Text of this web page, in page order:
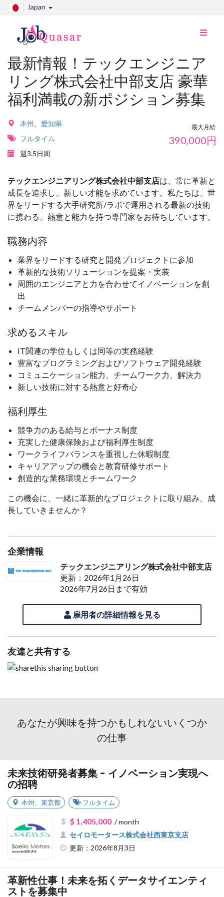
Japan
ナ
り
替
え
最新情報！テックエンジニア
リング株式会社中部支店 豪華
福利満載の新ポジション募集
本州
愛知県
フルタイム
週3.5日間
最大月給
390,000円
テックエンジニアリング株式会社中部支店は、常に革新と
成長を追求し、新しい才能を求めています。私たちは、世
界をリードする大手研究所/ラボで運用される最新の技術
に携わる、熱意と能力を持つ専門家をお待ちしています。
職務内容
業界をリードする研究と開発プロジェクトに参加
革新的な技術ソリューションを提案・実装
周囲のエンジニアと力を合わせてイノベーションを創
出
チームメンバーの指導やサポート
求めるスキル
IT関連の学位もしくは同等の実務経験
豊富なプログラミングおよびソフトウェア開発経験
コミュニケーション能力、チームワーク力、解決力
新しい技術に対する熱意と好奇心
福利厚生
競争力のある給与とボーナス制度
充実した健康保険および福利厚生制度
ワークライフバランスを重視した休暇制度
キャリアアップの機会と教育研修サポート
創造的な業務環境とチームワーク
この機会に、一緒に革新的なプロジェクトに取り組み、成
長していきませんか？
企業情報
テックエンジニアリング株式会社中部支店
更新：2026年1月26日
2026年7月26日まで有効
雇用者の詳細情報を見る
友達と共有する
あなたが興味を持つかもしれないいくつか
の仕事
未来技術研発者募集 - イノベーション実現へ
の招聘
本州 東京都 フルタイム
$ 1,405,000/ month
セイロモータース株式会社西東京支店
更新：2026年8月3日
革新性仕事！未来を拓くデータサイエンティ
ストを募集中